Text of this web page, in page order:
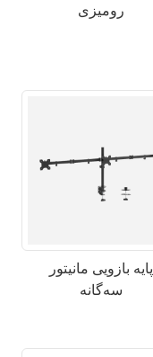
رومیزی
پایه بازویی مانیتور
سه‌گانه